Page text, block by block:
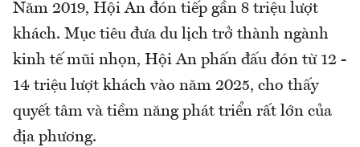
Năm 2019, Hội An đón tiếp gần 8 triệu lượt
khách. Mục tiêu đưa du lịch trở thành ngành
kinh tế mũi nhọn, Hội An phấn đấu đón từ 12 -
14 triệu lượt khách vào năm 2025, cho thấy
quyết tâm và tiềm năng phát triển rất lớn của
địa phương.